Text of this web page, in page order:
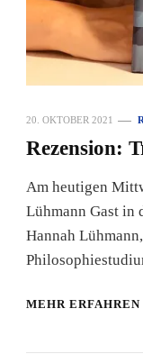
20. OKTOBER 2021
Rezension:
Am heutigen
Lühmann Gast in
Hannah
MEHR ERFAHREN